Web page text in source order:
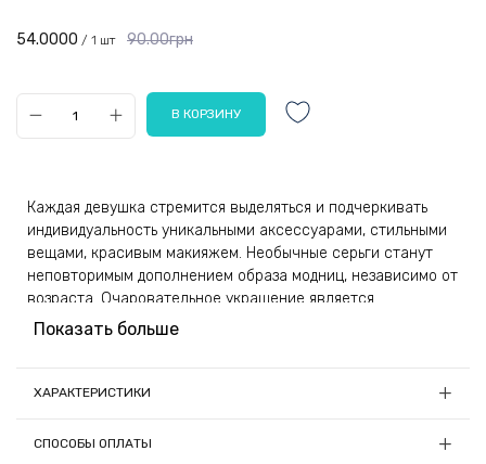
90.00грн
54.0000 / 1 шт
Каждая девушка стремится выделяться и подчеркивать
индивидуальность уникальными аксессуарами, стильными
вещами, красивым макияжем. Необычные серьги станут
неповторимым дополнением образа модниц, независимо от
возраста. Очаровательное украшение является
превосходным подарком, к которому ни одна женщина не
Изделия изготовлены из бижутерного сплава и оснащены
потери аксессуаров. Качественный материал
Показать больше
ХАРАКТЕРИСТИКИ
Длина, см: 1.5
СПОСОБЫ ОПЛАТЫ